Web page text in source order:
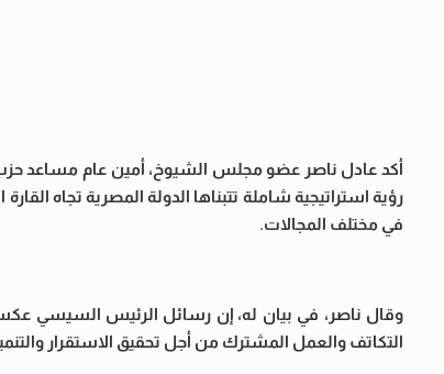
أكد عادل ناصر عضو مجلس الشيوخ، أمين عام مساعد
رؤية استراتيجية شاملة تتبناها الدولة المصرية تجاه
في مختلف المجالات.
وقال ناصر، في بيان له، إن رسائل الرئيس السيسي عكست
التكاتف والعمل المشترك من أجل تحقيق الاستقرار